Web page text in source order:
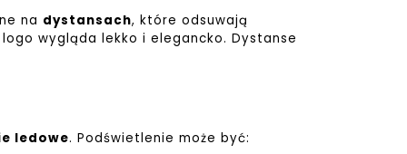
na dystansach, które odsuwają
wygląda lekko i elegancko. Dystanse
ledowe. Podświetlenie może być: